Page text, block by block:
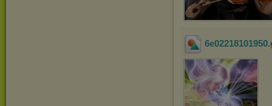
6e02218101950